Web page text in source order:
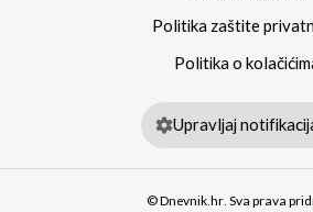
Politika zaštite
Politika o
Upravljaj
© Dnevnik.hr. Sva prava